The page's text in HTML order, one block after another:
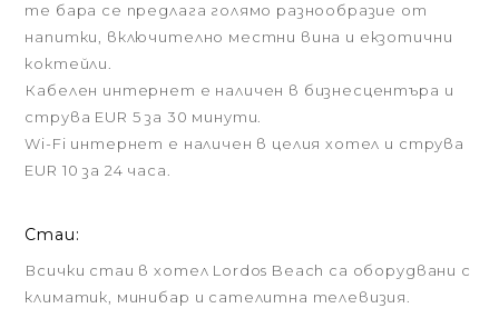
те бара се предлага голямо разнообразие от
напитки, включително местни вина и екзотични
коктейли.
Кабелен интернет е наличен в бизнесцентъра и
струва EUR 5 за 30 минути.
Wi-Fi интернет е наличен в целия хотел и струва
EUR 10 за 24 часа.
Стаи:
Всички стаи в хотел Lordos Beach са оборудвани с
климатик, минибар и сателитна телевизия.